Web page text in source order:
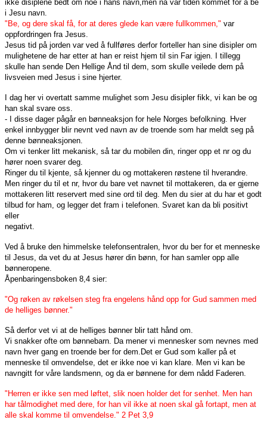
ikke disiplene bedt om noe i hans navn,men nå var tiden kommet for å be
i Jesu navn.
"Be, og dere skal få, for at deres glede kan være fullkommen," var
oppfordringen fra Jesus.
Jesus tid på jorden var ved å fullføres derfor forteller han sine disipler om
mulighetene de har etter at han er reist hjem til sin Far igjen. I tillegg
skulle han sende Den Hellige Ånd til dem, som skulle veilede dem på
livsveien med Jesus i sine hjerter.
I dag her vi overtatt samme mulighet som Jesu disipler fikk, vi kan be og
han skal svare oss.
- I disse dager pågår en bønneaksjon for hele Norges befolkning. Hver
enkel innbygger blir nevnt ved navn av de troende som har meldt seg på
denne bønneaksjonen.
Om vi tenker litt mekanisk, så tar du mobilen din, ringer opp et nr og du
hører noen svarer deg.
Ringer du til kjente, så kjenner du og mottakeren røstene til hverandre.
Men ringer du til et nr, hvor du bare vet navnet til mottakeren, da er gjerne
mottakeren litt reservert med sine ord til deg. Men du sier at du har et godt
tilbud for ham, og legger det fram i telefonen. Svaret kan da bli positivt
eller
negativt.
Ved å bruke den himmelske telefonsentralen, hvor du ber for et menneske
til Jesus, da vet du at Jesus hører din bønn, for han samler opp alle
bønneropene.
Åpenbaringensboken 8,4 sier:
"Og røken av røkelsen steg fra engelens hånd opp for Gud sammen med
de helliges bønner."
Så derfor vet vi at de helliges bønner blir tatt hånd om.
Vi snakker ofte om bønnebarn. Da mener vi mennesker som nevnes med
navn hver gang en troende ber for dem.Det er Gud som kaller på et
menneske til omvendelse, det er ikke noe vi kan klare. Men vi kan be
navngitt for våre landsmenn, og da er bønnene for dem nådd Faderen.
"Herren er ikke sen med løftet, slik noen holder det for senhet. Men han
har tålmodighet med dere, for han vil ikke at noen skal gå fortapt, men at
alle skal komme til omvendelse." 2 Pet 3,9